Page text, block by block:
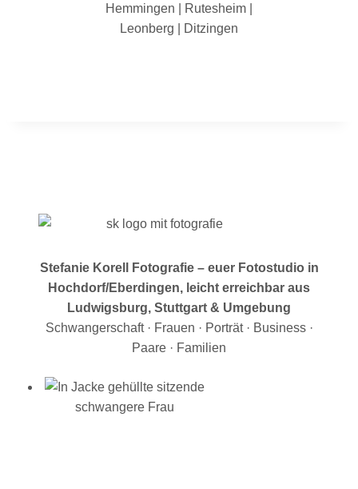
Hemmingen | Rutesheim |
Leonberg | Ditzingen
Stefanie Korell Fotografie – euer Fotostudio in
Hochdorf/Eberdingen, leicht erreichbar aus
Ludwigsburg, Stuttgart & Umgebung
Schwangerschaft · Frauen · Porträt · Business ·
Paare · Familien